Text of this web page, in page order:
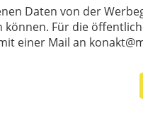
Daten von der
Für die
einer Mail an